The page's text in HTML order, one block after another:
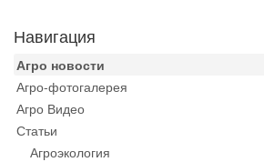
Навигация
Агро новости
Агро-фотогалерея
Агро Видео
Статьи
Агроэкология